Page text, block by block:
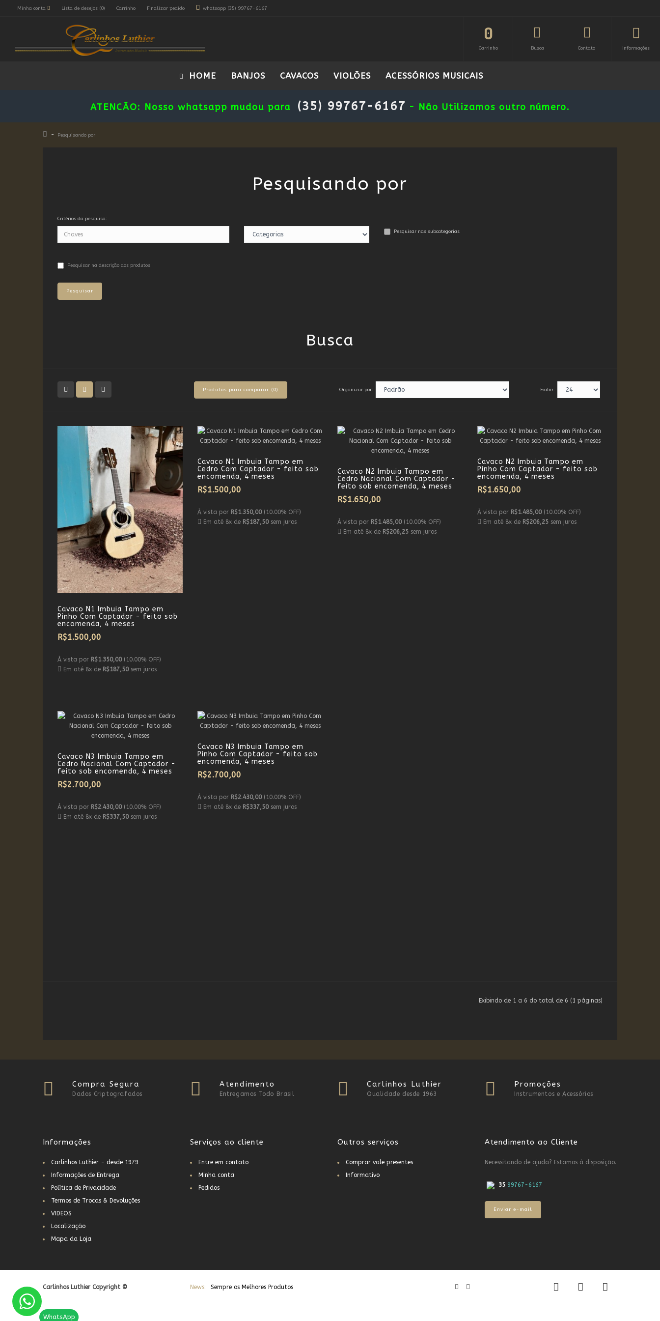
WhatsApp
Minha conta Lista de desejos (0) Carrinho Finalizar pedido whatsapp (35) 99767-6167
Informações
Contato
Busca
0
Carrinho
HOME BANJOS CAVACOS VIOLÕES ACESSÓRIOS MUSICAIS
ATENCÃO: Nosso whatsapp mudou para (35) 99767-6167 - Não Utilizamos outro número.
Pesquisando por
Pesquisando por
Critérios da pesquisa:
Pesquisar nas subcategorias
Pesquisar na descrição dos produtos
Busca
Produtos para comparar (0) Organizar por: Exibir:
Cavaco N1 Imbuia Tampo em
Pinho Com Captador - feito sob
encomenda, 4 meses
R$1.500,00
À vista por R$1.350,00(10.00% OFF)
Em até 8x de R$187,50sem juros
Cavaco N1 Imbuia Tampo em
Cedro Com Captador - feito sob
encomenda, 4 meses
R$1.500,00
À vista por R$1.350,00(10.00% OFF)
Em até 8x de R$187,50sem juros
Cavaco N2 Imbuia Tampo em
Cedro Nacional Com Captador -
feito sob encomenda, 4 meses
R$1.650,00
À vista por R$1.485,00(10.00% OFF)
Em até 8x de R$206,25 sem juros
Cavaco N2 Imbuia Tampo em
Pinho Com Captador - feito sob
encomenda, 4 meses
R$1.650,00
À vista por R$1.485,00(10.00% OFF)
Em até 8x de R$206,25 sem juros
Cavaco N3 Imbuia Tampo em
Cedro Nacional Com Captador -
feito sob encomenda, 4 meses
R$2.700,00
À vista por R$2.430,00(10.00% OFF)
Em até 8x de R$337,50sem juros
Cavaco N3 Imbuia Tampo em
Pinho Com Captador - feito sob
encomenda, 4 meses
R$2.700,00
À vista por R$2.430,00(10.00% OFF)
Em até 8x de R$337,50sem juros
Exibindo de 1 a 6 do total de 6 (1 páginas)
Compra Segura
Dados Criptografados
Atendimento
Entregamos Todo Brasil
Carlinhos Luthier
Qualidade desde 1963
Promoções
Instrumentos e Acessórios
Informações
Carlinhos Luthier - desde 1979
Informações de Entrega
Política de Privacidade
Termos de Trocas & Devoluções
VIDEOS
Localização
Mapa da Loja
Serviços ao cliente
Entre em contato
Minha conta
Pedidos
Outros serviços
Comprar vale presentes
Informativo
Atendimento ao Cliente
Necessitando de ajuda? Estamos à disposição.
35 99767-6167
Enviar e-mail
Carlinhos Luthier Copyright © News: Sempre os Melhores Produtos